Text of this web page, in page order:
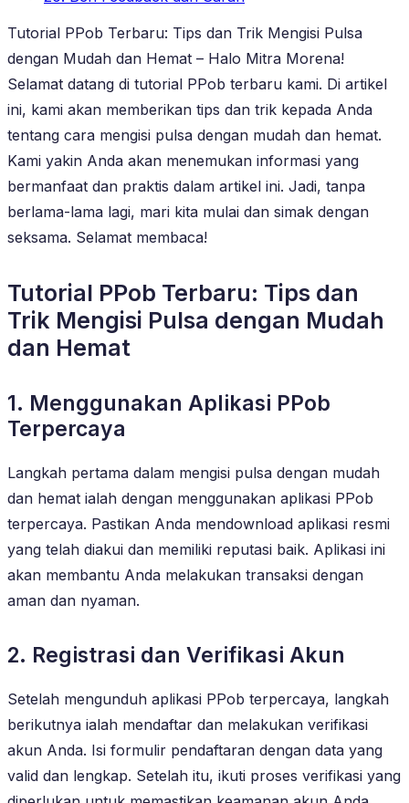
Tutorial PPob Terbaru: Tips dan Trik Mengisi Pulsa
dengan Mudah dan Hemat – Halo Mitra Morena!
Selamat datang di tutorial PPob terbaru kami. Di artikel
ini, kami akan memberikan tips dan trik kepada Anda
tentang cara mengisi pulsa dengan mudah dan hemat.
Kami yakin Anda akan menemukan informasi yang
bermanfaat dan praktis dalam artikel ini. Jadi, tanpa
berlama-lama lagi, mari kita mulai dan simak dengan
seksama. Selamat membaca!
Tutorial PPob Terbaru: Tips dan
Trik Mengisi Pulsa dengan Mudah
dan Hemat
1. Menggunakan Aplikasi PPob
Terpercaya
Langkah pertama dalam mengisi pulsa dengan mudah
dan hemat ialah dengan menggunakan aplikasi PPob
terpercaya. Pastikan Anda mendownload aplikasi resmi
yang telah diakui dan memiliki reputasi baik. Aplikasi ini
akan membantu Anda melakukan transaksi dengan
aman dan nyaman.
2. Registrasi dan Verifikasi Akun
Setelah mengunduh aplikasi PPob terpercaya, langkah
berikutnya ialah mendaftar dan melakukan verifikasi
akun Anda. Isi formulir pendaftaran dengan data yang
valid dan lengkap. Setelah itu, ikuti proses verifikasi yang